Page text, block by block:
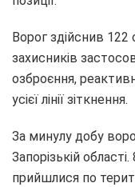
Ворог здійснив 122
захисників
озброєння,
усієї лінії зіткнення.
За минулу добу
Запорізькій
прийшлися по